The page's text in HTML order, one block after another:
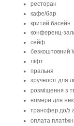
ресторан
кафе/бар
критий басейн
конференц-
сейф
безкоштовний
ліфт
пральня
зручності для
розміщення з
номери для
трансфер до/з
оплата